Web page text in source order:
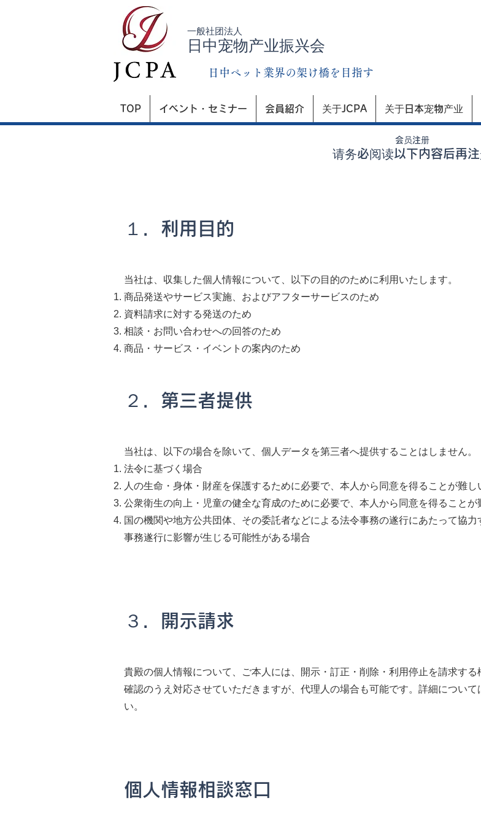
一般社团法人
日中宠物产业振兴会
日中ペット業界の架け橋を目指す
TOP イベント・セミナー 会員紹介 关于JCPA 关于日本宠物产业
会员注册
请务必阅读以下内容后再
１．利用目的
当社は、収集した個人情報について、以下の目的のために利用いたします。
商品発送やサービス実施、およびアフターサービスのため
資料請求に対する発送のため
相談・お問い合わせへの回答のため
商品・サービス・イベントの案内のため
２．第三者提供
当社は、以下の場合を除いて、個人データを第三者へ提供することはしません。
法令に基づく場合
人の生命・身体・財産を保護するために必要で、本人から同意を得ることが難し
公衆衛生の向上・児童の健全な育成のために必要で、本人から同意を得ることが
国の機関や地方公共団体、その委託者などによる法令事務の遂行にあたって協
事務遂行に影響が生じる可能性がある場合
３．開示請求
貴殿の個人情報について、ご本人には、開示・訂正・削除・利用停止を請求す
確認のうえ対応させていただきますが、代理人の場合も可能です。詳細につい
い。
個人情報相談窓口